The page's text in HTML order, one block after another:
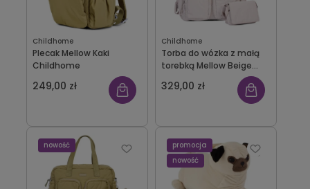
Childhome
Plecak Mellow Kaki
Childhome
249,00 zł
Childhome
Torba do wózka z małą
torebką Mellow Beige
329,00 zł
nowość
promocja
nowość